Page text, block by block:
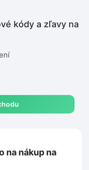
kódy a zľavy na
na nákup na